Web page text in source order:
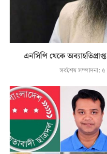
এনসিপি থেকে
সর্বশেষ সম্পাদনা: